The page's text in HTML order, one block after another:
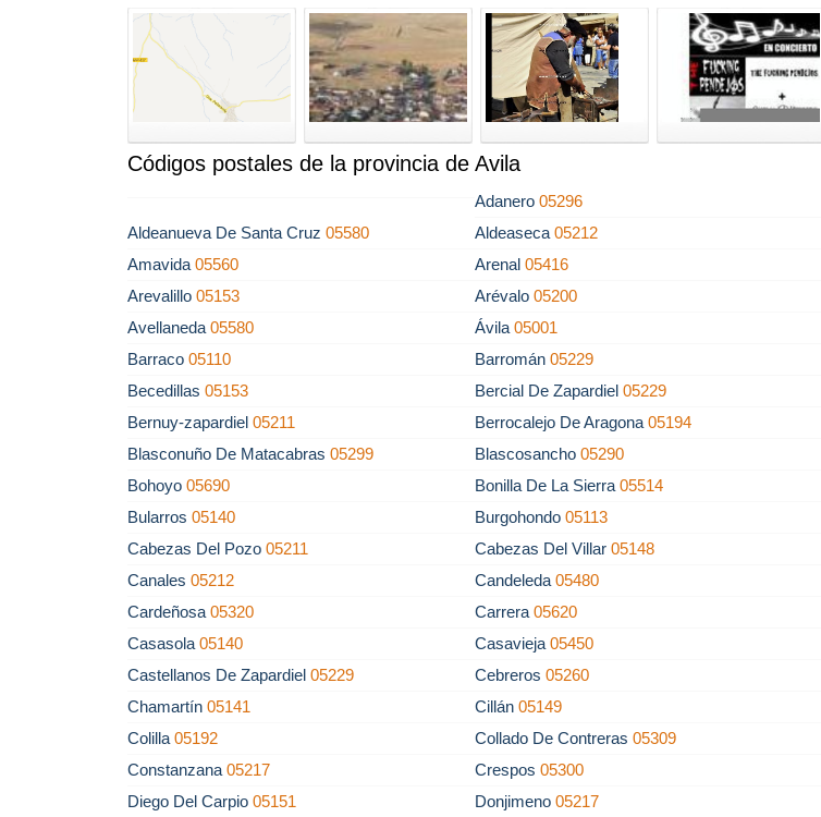
Códigos postales de la provincia de Avila
Adanero05296
Aldeanueva De Santa Cruz 05580 Aldeaseca05212
Amavida 05560 Arenal05416
Arevalillo 05153 Arévalo05200
Avellaneda 05580 Ávila05001
Barraco 05110 Barromán05229
Becedillas 05153 Bercial De Zapardiel05229
Bernuy-zapardiel 05211 Berrocalejo De Aragona05194
Blasconuño De Matacabras 05299 Blascosancho05290
Bohoyo 05690 Bonilla De La Sierra05514
Bularros 05140 Burgohondo05113
Cabezas Del Pozo 05211 Cabezas Del Villar05148
Canales 05212 Candeleda05480
Cardeñosa 05320 Carrera05620
Casasola 05140 Casavieja05450
Castellanos De Zapardiel 05229 Cebreros05260
Chamartín 05141 Cillán05149
Colilla 05192 Collado De Contreras05309
Constanzana 05217 Crespos05300
Diego Del Carpio 05151 Donjimeno05217